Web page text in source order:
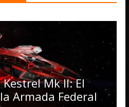
Elite Dangerous recibe
actualización 4.4.0:
Operations, el vehículo
numerosas mejoras